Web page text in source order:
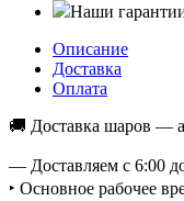
Наши
Описание
Доставка
Оплата
🚚 Доставка шаров —
— Доставляем с 6:00
‣ Основное рабочее